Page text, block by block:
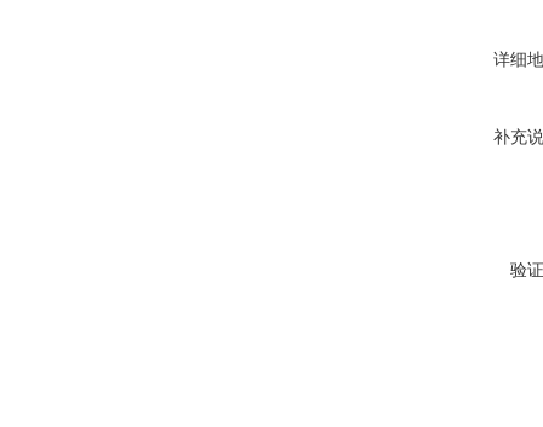
详细
补充
验